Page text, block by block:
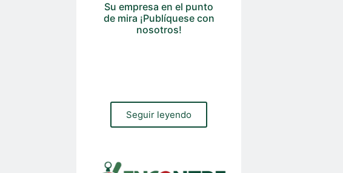
Su empresa en el punto
de mira ¡Publíquese con
nosotros!
Seguir leyendo